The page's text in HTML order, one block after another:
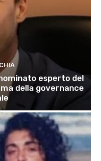
esperto del
della governance